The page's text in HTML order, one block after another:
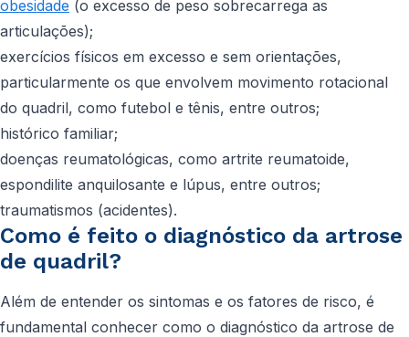
obesidade (o excesso de peso sobrecarrega as
articulações);
exercícios físicos em excesso e sem orientações,
particularmente os que envolvem movimento rotacional
do quadril, como futebol e tênis, entre outros;
histórico familiar;
doenças reumatológicas, como artrite reumatoide,
espondilite anquilosante e lúpus, entre outros;
traumatismos (acidentes).
Como é feito o diagnóstico da artrose
de quadril?
Além de entender os sintomas e os fatores de risco, é
fundamental conhecer como o diagnóstico da artrose de